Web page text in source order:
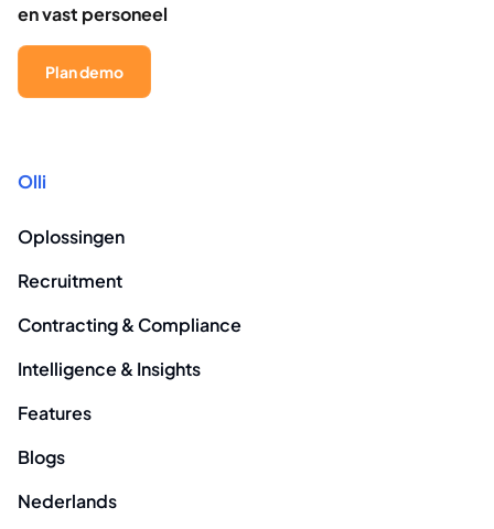
en vast personeel
Plan demo
Olli
Oplossingen
Recruitment
Contracting & Compliance
Intelligence & Insights
Features
Blogs
Nederlands